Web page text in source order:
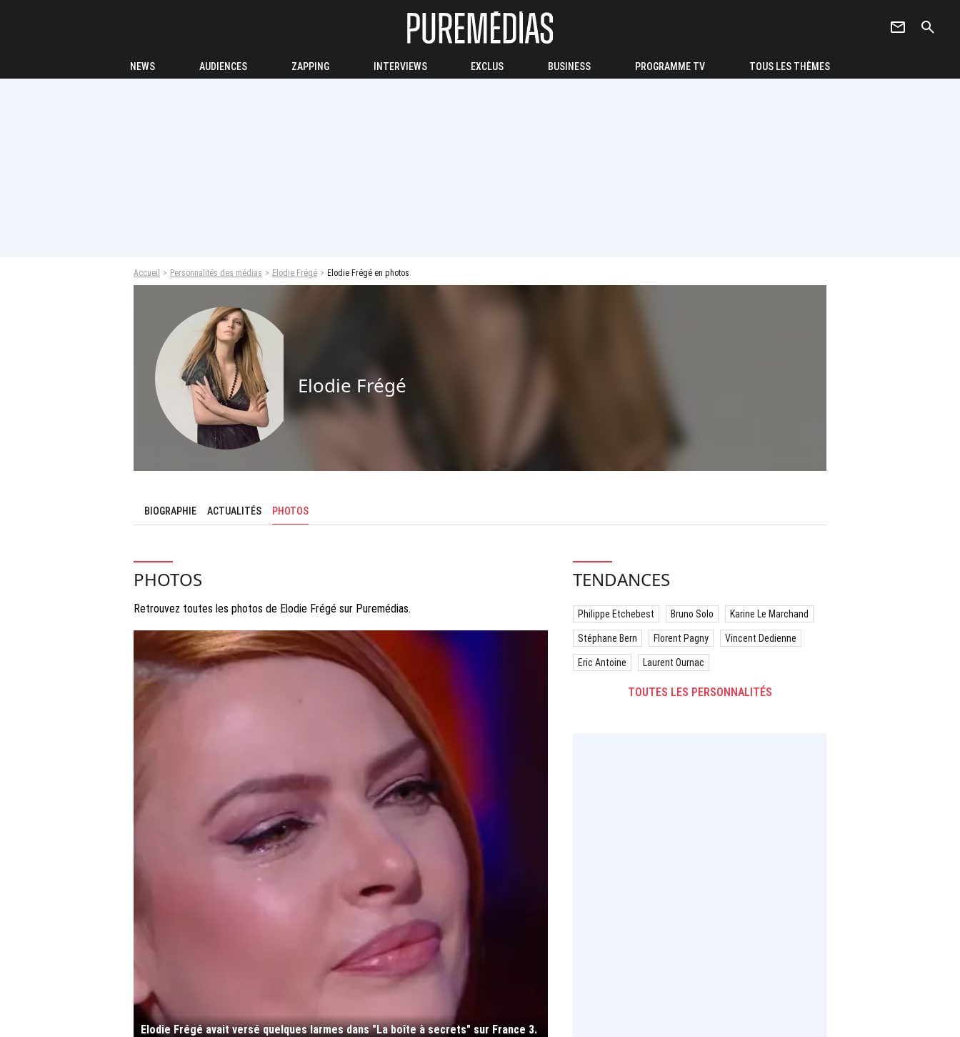
newsletter search
NEWS AUDIENCES ZAPPING INTERVIEWS EXCLUS BUSINESS PROGRAMME TV TOUS LES THÈMES
Accueil Personnalités des médias Elodie Frégé Elodie Frégé en photos
Elodie Frégé
BIOGRAPHIE ACTUALITÉS PHOTOS
PHOTOS
Retrouvez toutes les photos de Elodie Frégé sur Puremédias.
Elodie Frégé avait versé quelques larmes dans "La boîte à secrets" sur France 3.
TENDANCES
Philippe Etchebest Bruno Solo Karine Le Marchand
Stéphane Bern Florent Pagny Vincent Dedienne
Eric Antoine Laurent Ournac
TOUTES LES PERSONNALITÉS